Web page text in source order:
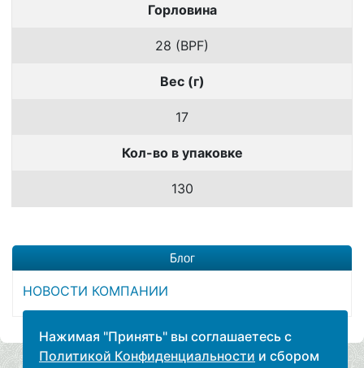
Горловина
28 (BPF)
Вес (г)
17
Кол-во в упаковке
130
Блог
НОВОСТИ КОМПАНИИ
Главная Бутылки ПЭТ
Нажимая "Принять" вы соглашаетесь с
Политикой Конфиденциальности и сбором